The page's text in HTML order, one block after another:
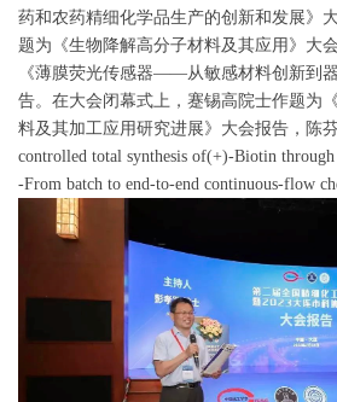
药和农药精细化学品生产的创新和发展》
题为《生物降解高分子材料及其应用》大
《薄膜荧光传感器——从敏感材料创新到
告。在大会闭幕式上，蹇锡高院士作题为
料及其加工应用研究进展》大会报告，陈
controlled total synthesis of(+)-Biotin
-From batch to end-to-end continuous-flow